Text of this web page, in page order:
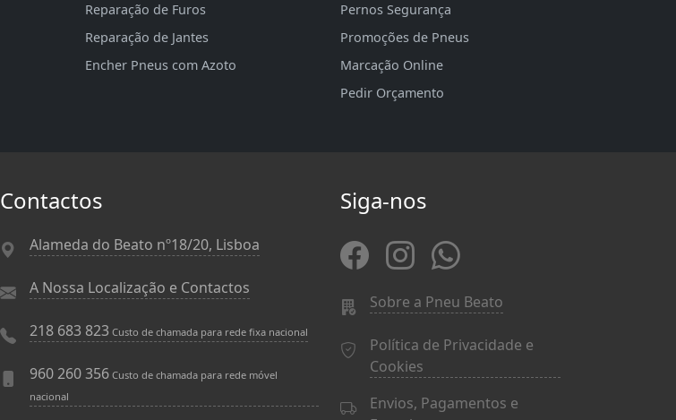
Reparação de Furos
Reparação de Jantes
Encher Pneus com Azoto
Pernos Segurança
Promoções de Pneus
Marcação Online
Pedir Orçamento
Contactos
Alameda do Beato nº18/20, Lisboa
A Nossa Localização e Contactos
218 683 823 Custo de chamada para rede fixa nacional
960 260 356 Custo de chamada para rede móvel
nacional
Siga-nos
Sobre a Pneu Beato
Política de Privacidade e
Cookies
Envios, Pagamentos e